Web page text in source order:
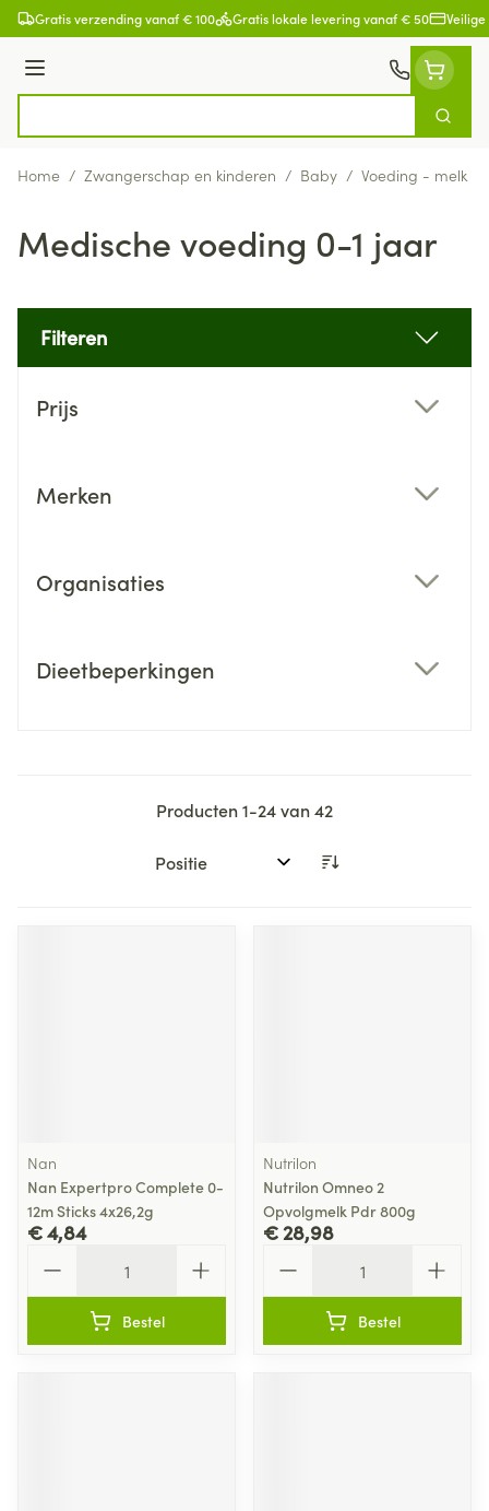
Ga naar de inhoud
Gratis verzending vanaf € 100 Gratis lokale levering vanaf € 50
Menu
Zoek
Home / Zwangerschap en kinderen / Baby / Voeding - melk
Medische voeding 0-1 jaar
Filteren
Prijs
Merken
Organisaties
Dieetbeperkingen
Producten1-24van42
Sorteer op:
Nan
Nan Expertpro Complete 0-
12m Sticks 4x26,2g
€ 4,84
Bestel
Nutrilon
Nutrilon Omneo 2
Opvolgmelk Pdr 800g
€ 28,98
Bestel